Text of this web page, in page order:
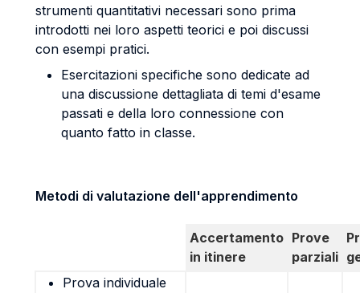
strumenti quantitativi necessari sono prima
introdotti nei loro aspetti teorici e poi discussi
con esempi pratici.
Esercitazioni specifiche sono dedicate ad
una discussione dettagliata di temi d'esame
passati e della loro connessione con
quanto fatto in classe.
Metodi di valutazione dell'apprendimento
Accertamento
in itinere
Prove
parziali
Prova individuale